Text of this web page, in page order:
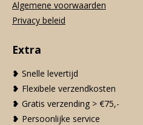
Algemene voorwaarden
Privacy beleid
Extra
❥ Snelle levertijd
❥ Flexibele verzendkosten
❥ Gratis verzending > €75,-
❥ Persoonlijke service